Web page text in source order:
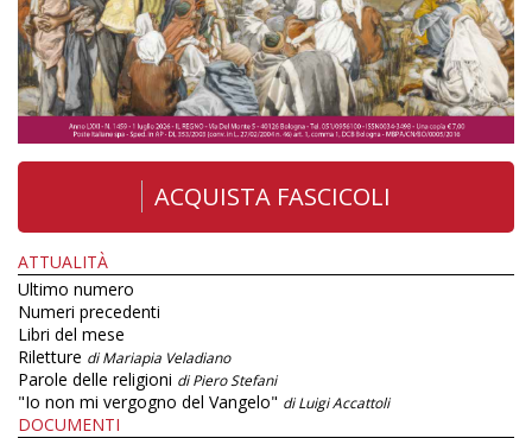
ACQUISTA FASCICOLI
ATTUALITÀ
Ultimo numero
Numeri precedenti
Libri del mese
Riletture di Mariapia Veladiano
Parole delle religioni di Piero Stefani
"Io non mi vergogno del Vangelo" di Luigi Accattoli
DOCUMENTI